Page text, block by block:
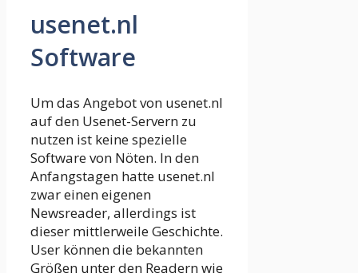
usenet.nl
Software
Um das Angebot von usenet.nl
auf den Usenet-Servern zu
nutzen ist keine spezielle
Software von Nöten. In den
Anfangstagen hatte usenet.nl
zwar einen eigenen
Newsreader, allerdings ist
dieser mittlerweile Geschichte.
User können die bekannten
Größen unter den Readern wie